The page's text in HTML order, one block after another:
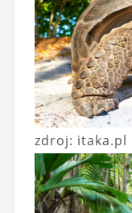
zdroj: itaka.pl